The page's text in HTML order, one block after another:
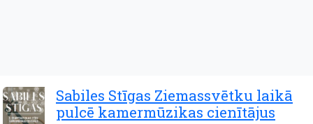
Sabiles Stīgas Ziemassvētku laikā
pulcē kamermūzikas cienītājus